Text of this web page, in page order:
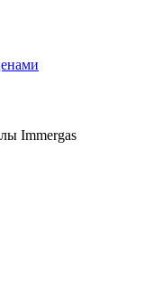
Immergas